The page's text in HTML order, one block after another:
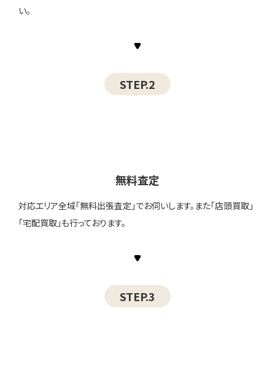
い。
STEP.2
無料査定
対応エリア全域「無料出張査定」でお伺いします。また「店頭買取」
「宅配買取」も行っております。
STEP.3